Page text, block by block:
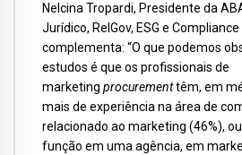
Nelcina Tropardi, Presidente da
Jurídico, RelGov, ESG e Compliance
complementa: “O que podemos
estudos é que os profissionais de
marketing procurementtêm, em
mais de experiência na área de
relacionado ao marketing (46%),
função em uma agência, em